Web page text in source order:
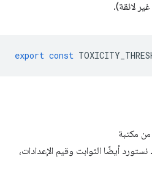
export const
أيضًا الثوابت وقيم الإعدادات،